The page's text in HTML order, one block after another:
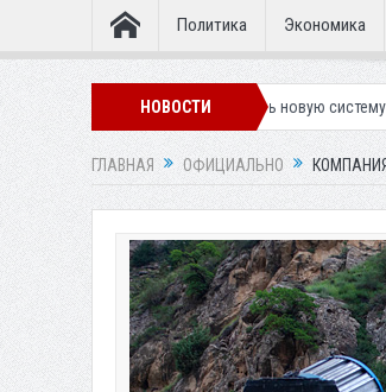
Политика Экономика
НОВОСТИ
внедрить новую систему для улучшения
ГЛАВНАЯ ОФИЦИАЛЬНО